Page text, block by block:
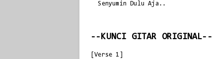
  Senyumin Dulu Aja..
--KUNCI GITAR ORIGINAL--
[Verse 1]